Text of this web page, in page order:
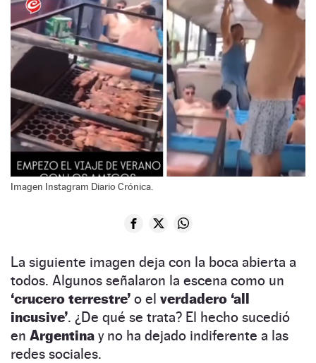
Imagen Instagram Diario Crónica.
La siguiente imagen deja con la boca abierta a
todos. Algunos señalaron la escena como un
‘crucero terrestre’ o el verdadero ‘all
incusive’. ¿De qué se trata? El hecho sucedió
en Argentina y no ha dejado indiferente a las
redes sociales.